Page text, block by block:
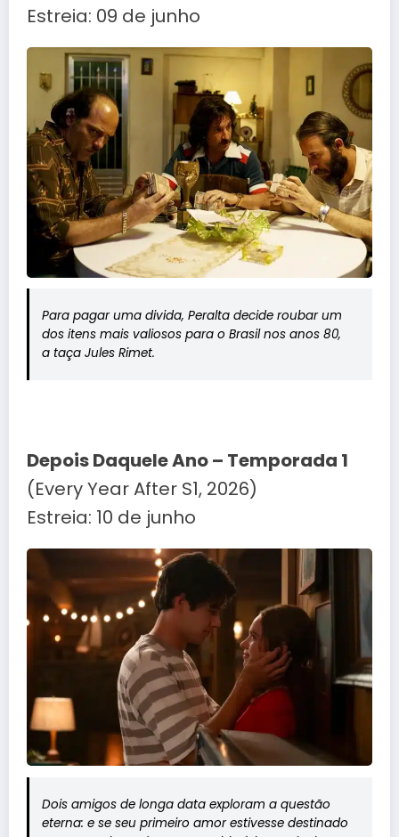
Estreia: 09 de junho
Para pagar uma divida, Peralta decide roubar um
dos itens mais valiosos para o Brasil nos anos 80,
a taça Jules Rimet.
Depois Daquele Ano – Temporada 1
(Every Year After S1, 2026)
Estreia: 10 de junho
Dois amigos de longa data exploram a questão
eterna: e se seu primeiro amor estivesse destinado